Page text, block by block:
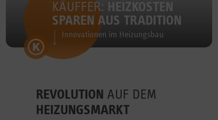
KÄUFFER: HEIZKOSTEN
SPAREN AUS TRADITION
Innovationen im Heizungsbau
REVOLUTION AUF DEM
HEIZUNGSMARKT